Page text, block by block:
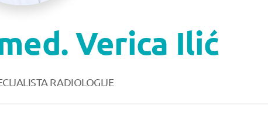
Verica Ilić
RADIOLOGIJE